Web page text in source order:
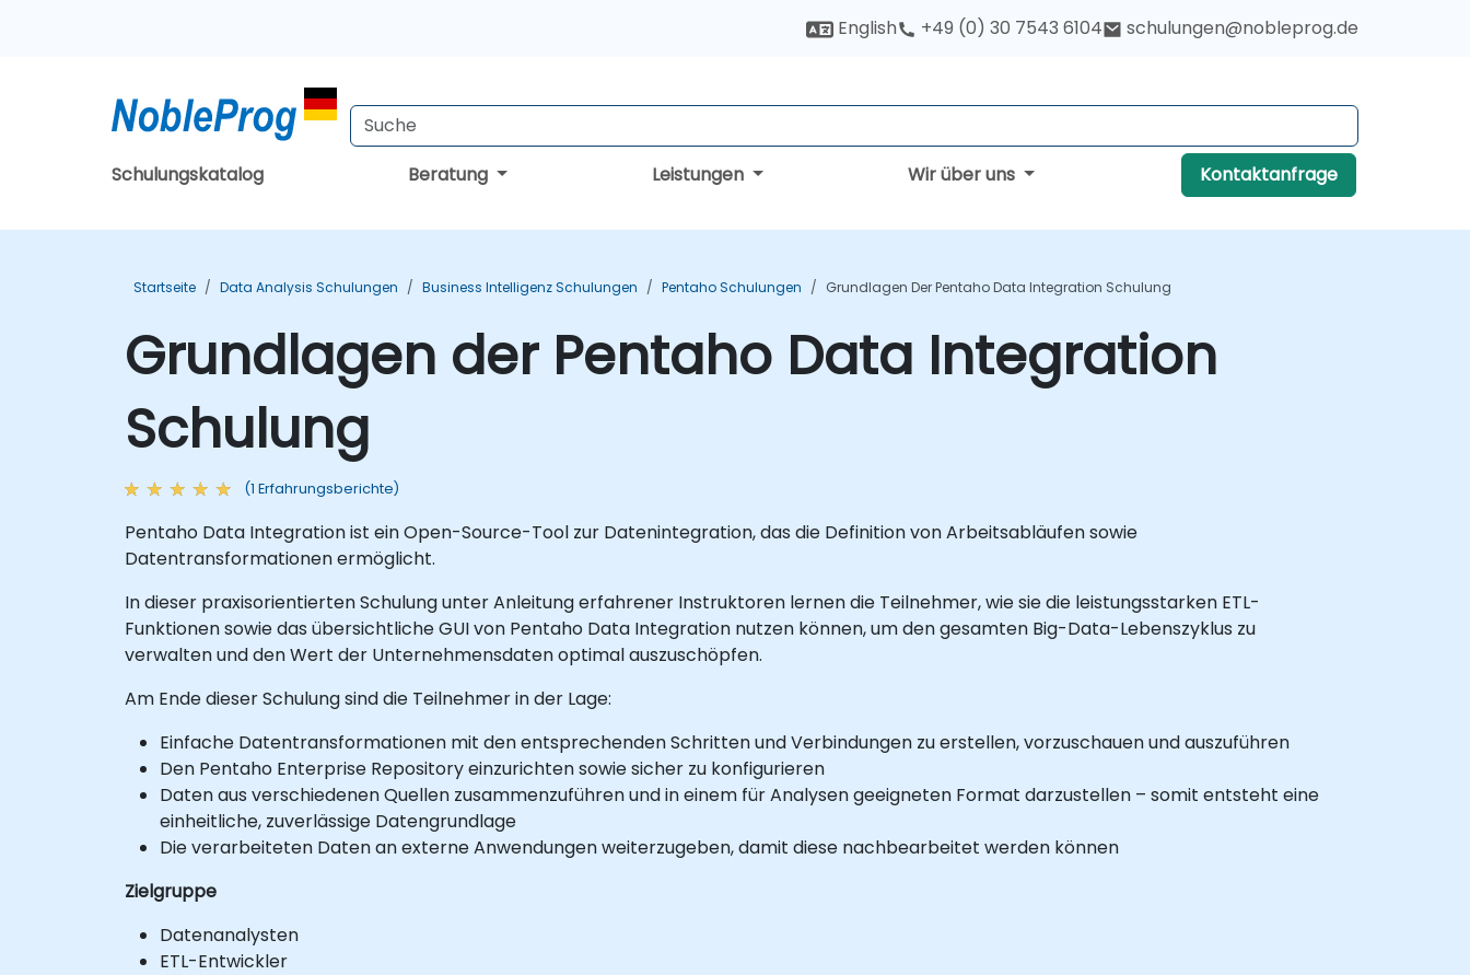
English +49 (0) 30 7543 6104 schulungen@nobleprog.de
Schulungskatalog Beratung Leistungen Wir über uns Kontaktanfrage
Startseite Data Analysis Schulungen Business Intelligenz Schulungen Pentaho Schulungen Grundlagen Der Pentaho Data Integration Schulung
Grundlagen der Pentaho Data Integration
Schulung
(1 Erfahrungsberichte)
Pentaho Data Integration ist ein Open-Source-Tool zur Datenintegration, das die Definition von Arbeitsabläufen sowie
Datentransformationen ermöglicht.
In dieser praxisorientierten Schulung unter Anleitung erfahrener Instruktoren lernen die Teilnehmer, wie sie die leistungsstarken ETL-
Funktionen sowie das übersichtliche GUI von Pentaho Data Integration nutzen können, um den gesamten Big-Data-Lebenszyklus zu
verwalten und den Wert der Unternehmensdaten optimal auszuschöpfen.
Am Ende dieser Schulung sind die Teilnehmer in der Lage:
Einfache Datentransformationen mit den entsprechenden Schritten und Verbindungen zu erstellen, vorzuschauen und auszuführen
Den Pentaho Enterprise Repository einzurichten sowie sicher zu konfigurieren
Daten aus verschiedenen Quellen zusammenzuführen und in einem für Analysen geeigneten Format darzustellen – somit entsteht eine
einheitliche, zuverlässige Datengrundlage
Die verarbeiteten Daten an externe Anwendungen weiterzugeben, damit diese nachbearbeitet werden können
Zielgruppe
Datenanalysten
ETL-Entwickler